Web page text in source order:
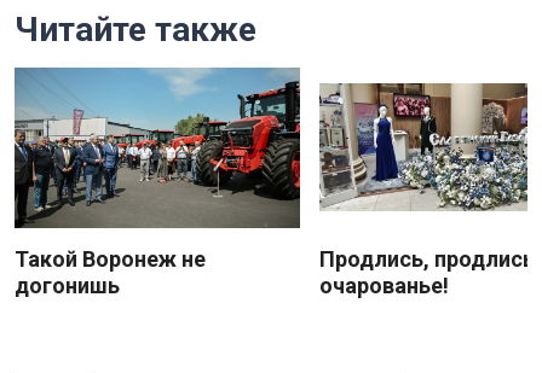
Читайте также
Такой Воронеж не
догонишь
Продлись, продлись
очарованье!